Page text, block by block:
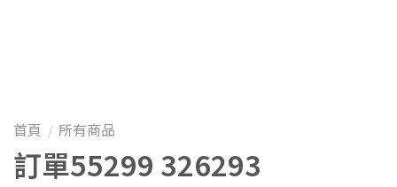
首頁 / 所有商品
訂單55299 326293